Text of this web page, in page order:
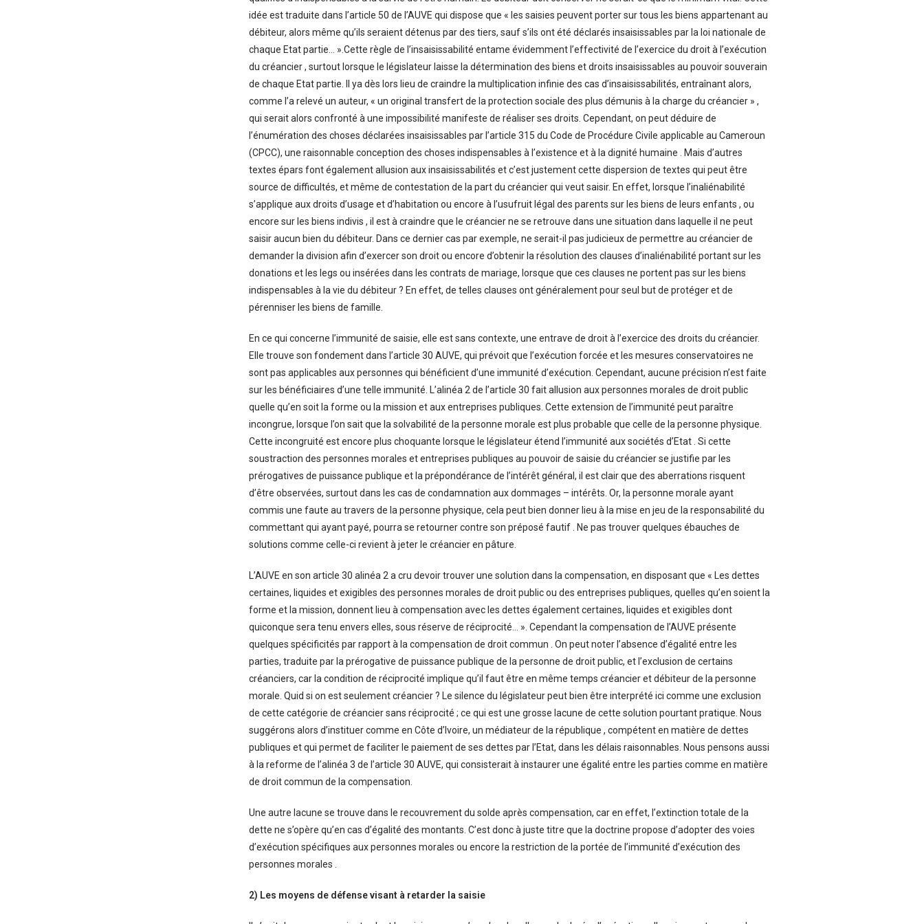
idée est traduite dans l’article 50 de l’AUVE qui dispose que « les saisies peuvent porter sur tous les biens appartenant au
débiteur, alors même qu’ils seraient détenus par des tiers, sauf s’ils ont été déclarés insaisissables par la loi nationale de
chaque Etat partie… ».Cette règle de l’insaisissabilité entame évidemment l’effectivité de l’exercice du droit à l’exécution
du créancier , surtout lorsque le législateur laisse la détermination des biens et droits insaisissables au pouvoir souverain
de chaque Etat partie. Il ya dès lors lieu de craindre la multiplication infinie des cas d’insaisissabilités, entraînant alors,
comme l’a relevé un auteur, « un original transfert de la protection sociale des plus démunis à la charge du créancier » ,
qui serait alors confronté à une impossibilité manifeste de réaliser ses droits. Cependant, on peut déduire de
l’énumération des choses déclarées insaisissables par l’article 315 du Code de Procédure Civile applicable au Cameroun
(CPCC), une raisonnable conception des choses indispensables à l’existence et à la dignité humaine . Mais d’autres
textes épars font également allusion aux insaisissabilités et c’est justement cette dispersion de textes qui peut être
source de difficultés, et même de contestation de la part du créancier qui veut saisir. En effet, lorsque l’inaliénabilité
s’applique aux droits d’usage et d’habitation ou encore à l’usufruit légal des parents sur les biens de leurs enfants , ou
encore sur les biens indivis , il est à craindre que le créancier ne se retrouve dans une situation dans laquelle il ne peut
saisir aucun bien du débiteur. Dans ce dernier cas par exemple, ne serait-il pas judicieux de permettre au créancier de
demander la division afin d’exercer son droit ou encore d’obtenir la résolution des clauses d’inaliénabilité portant sur les
donations et les legs ou insérées dans les contrats de mariage, lorsque que ces clauses ne portent pas sur les biens
indispensables à la vie du débiteur ? En effet, de telles clauses ont généralement pour seul but de protéger et de
pérenniser les biens de famille.
En ce qui concerne l’immunité de saisie, elle est sans contexte, une entrave de droit à l’exercice des droits du créancier.
Elle trouve son fondement dans l’article 30 AUVE, qui prévoit que l’exécution forcée et les mesures conservatoires ne
sont pas applicables aux personnes qui bénéficient d’une immunité d’exécution. Cependant, aucune précision n’est faite
sur les bénéficiaires d’une telle immunité. L’alinéa 2 de l’article 30 fait allusion aux personnes morales de droit public
quelle qu’en soit la forme ou la mission et aux entreprises publiques. Cette extension de l’immunité peut paraître
incongrue, lorsque l’on sait que la solvabilité de la personne morale est plus probable que celle de la personne physique.
Cette incongruité est encore plus choquante lorsque le législateur étend l’immunité aux sociétés d’Etat . Si cette
soustraction des personnes morales et entreprises publiques au pouvoir de saisie du créancier se justifie par les
prérogatives de puissance publique et la prépondérance de l’intérêt général, il est clair que des aberrations risquent
d’être observées, surtout dans les cas de condamnation aux dommages – intérêts. Or, la personne morale ayant
commis une faute au travers de la personne physique, cela peut bien donner lieu à la mise en jeu de la responsabilité du
commettant qui ayant payé, pourra se retourner contre son préposé fautif . Ne pas trouver quelques ébauches de
solutions comme celle-ci revient à jeter le créancier en pâture.
L’AUVE en son article 30 alinéa 2 a cru devoir trouver une solution dans la compensation, en disposant que « Les dettes
certaines, liquides et exigibles des personnes morales de droit public ou des entreprises publiques, quelles qu’en soient la
forme et la mission, donnent lieu à compensation avec les dettes également certaines, liquides et exigibles dont
quiconque sera tenu envers elles, sous réserve de réciprocité… ». Cependant la compensation de l’AUVE présente
quelques spécificités par rapport à la compensation de droit commun . On peut noter l’absence d’égalité entre les
parties, traduite par la prérogative de puissance publique de la personne de droit public, et l’exclusion de certains
créanciers, car la condition de réciprocité implique qu’il faut être en même temps créancier et débiteur de la personne
morale. Quid si on est seulement créancier ? Le silence du législateur peut bien être interprété ici comme une exclusion
de cette catégorie de créancier sans réciprocité ; ce qui est une grosse lacune de cette solution pourtant pratique. Nous
suggérons alors d’instituer comme en Côte d’Ivoire, un médiateur de la république , compétent en matière de dettes
publiques et qui permet de faciliter le paiement de ses dettes par l’Etat, dans les délais raisonnables. Nous pensons aussi
à la reforme de l’alinéa 3 de l’article 30 AUVE, qui consisterait à instaurer une égalité entre les parties comme en matière
de droit commun de la compensation.
Une autre lacune se trouve dans le recouvrement du solde après compensation, car en effet, l’extinction totale de la
dette ne s’opère qu’en cas d’égalité des montants. C’est donc à juste titre que la doctrine propose d’adopter des voies
d’exécution spécifiques aux personnes morales ou encore la restriction de la portée de l’immunité d’exécution des
personnes morales .
2) Les moyens de défense visant à retarder la saisie